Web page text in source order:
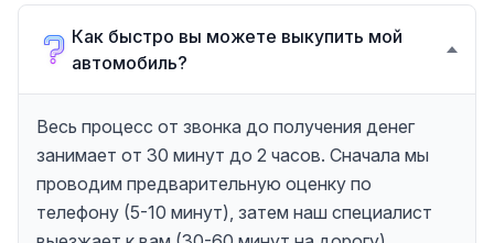
Как быстро вы можете выкупить мой
автомобиль?
Весь процесс от звонка до получения денег
занимает от 30 минут до 2 часов. Сначала мы
проводим предварительную оценку по
телефону (5-10 минут), затем наш специалист